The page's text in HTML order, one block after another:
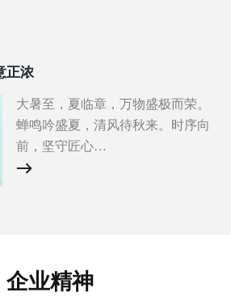
正浓
大暑至，夏临章，万物盛极而荣。
蝉鸣吟盛夏，清风待秋来。时序向
前，坚守匠心…
企业精神